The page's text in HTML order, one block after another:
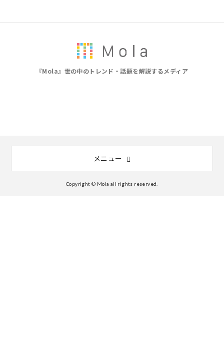
『Mola』世の中のトレンド・話題を解説するメディア
メニュー
Copyright © Mola all rights reserved.